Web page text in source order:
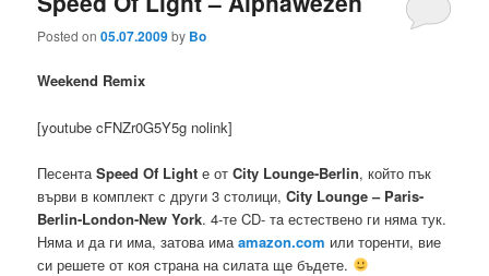
Posted on05.07.2009by Bo
Weekend Remix
[youtube cFNZr0G5Y5g nolink]
ПесентаSpeed Of Light е отCity Lounge-Berlin, който пък
върви в комплект с други 3 столици,City Lounge – Paris-
Berlin-London-New York. 4-те CD- тa естествено ги няма тук.
Няма и да ги има, затова имаamazon.com или торенти, вие
си решете от коя страна на силата ще бъдете.